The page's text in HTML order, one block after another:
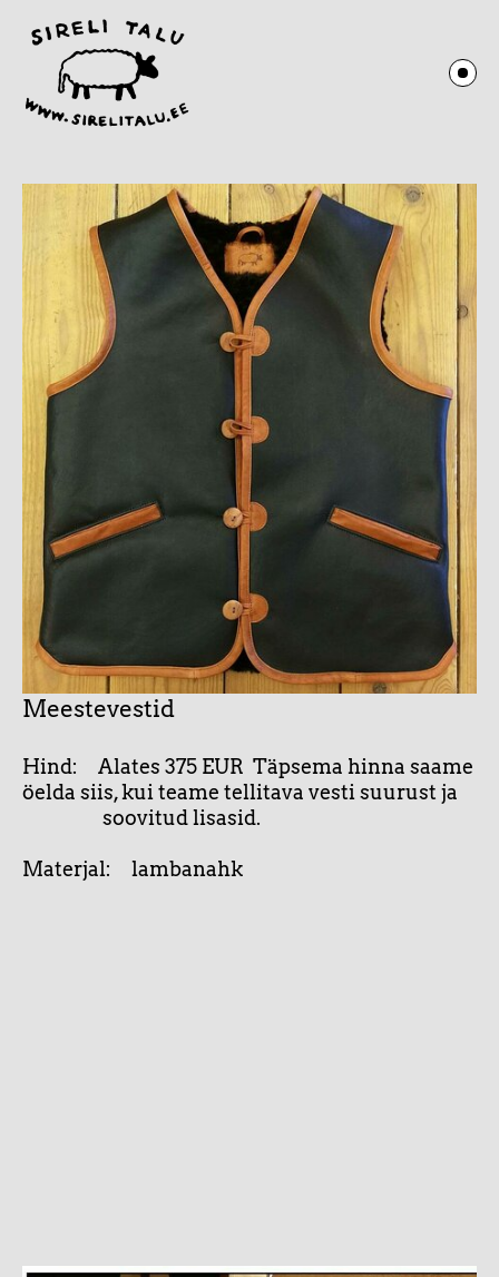
Meestevestid
Hind: Alates 375 EUR Täpsema hinna saame
öelda siis, kui teame tellitava vesti suurust ja
soovitud lisasid.
Materjal: lambanahk